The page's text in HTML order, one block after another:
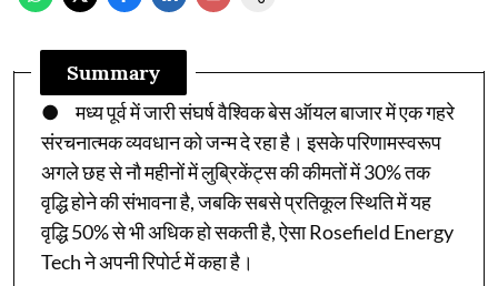
Summary
● मध्य पूर्व में जारी संघर्ष वैश्विक बेस ऑयल बाजार में एक गहरे
संरचनात्मक व्यवधान को जन्म दे रहा है। इसके परिणामस्वरूप
अगले छह से नौ महीनों में लुब्रिकेंट्स की कीमतों में 30% तक
वृद्धि होने की संभावना है, जबकि सबसे प्रतिकूल स्थिति में यह
वृद्धि 50% से भी अधिक हो सकती है, ऐसा Rosefield Energy
Tech ने अपनी रिपोर्ट में कहा है।